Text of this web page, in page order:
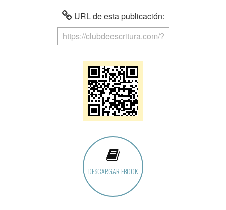
URL de esta publicación:
DESCARGAR EBOOK